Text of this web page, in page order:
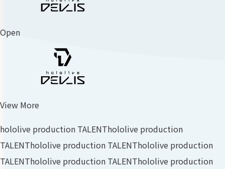
Open
View More
hololive production TALENThololive production
TALENThololive production TALENThololive production
TALENThololive production TALENThololive production